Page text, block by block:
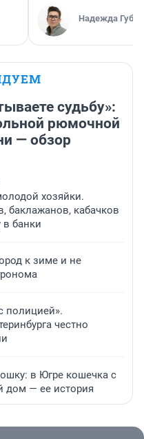
Надежда
судьбу»:
рюмочной
— обзор
хозяйки.
баклажанов, кабачков
в банки
к зиме и не
полицией».
честно
в Югре кошечка с
дом — ее история